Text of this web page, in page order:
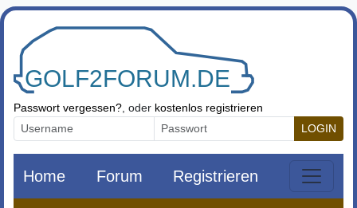
Zum Inhalt springen
Passwort vergessen? , oder kostenlos registrieren
LOGIN
Home Forum Registrieren